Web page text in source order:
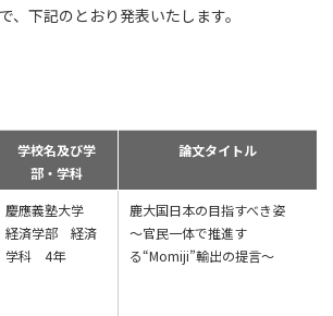
、下記のとおり発表いたします。
学校名及び学
部・学科
論文タイトル
慶應義塾大学
経済学部 経済
学科 4年
鹿大国日本の目指すべき姿
～官民一体で推進す
る“Momiji”輸出の提言～